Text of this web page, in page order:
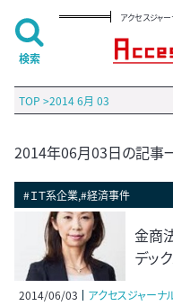
アクセスジャ
TOP >2014 6月 03
2014年06月03日の記事
#ＩＴ系企業,#経済事件
金商
デッ
2014/06/03 アクセスジャーナ
検索